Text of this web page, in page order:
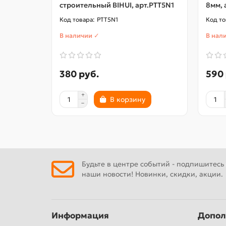
строительный BIHUI, арт.PTT5N1
PTT5N1
В наличии ✓
380 руб.
В корзину
8мм,
В
590
Будьте в центре событий - подпишитесь
наши новости! Новинки, скидки, акции.
Информация